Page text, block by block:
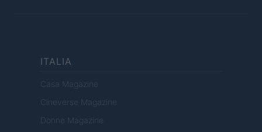
ITALIA
Casa Magazine
Cineverse Magazine
Donne Magazine